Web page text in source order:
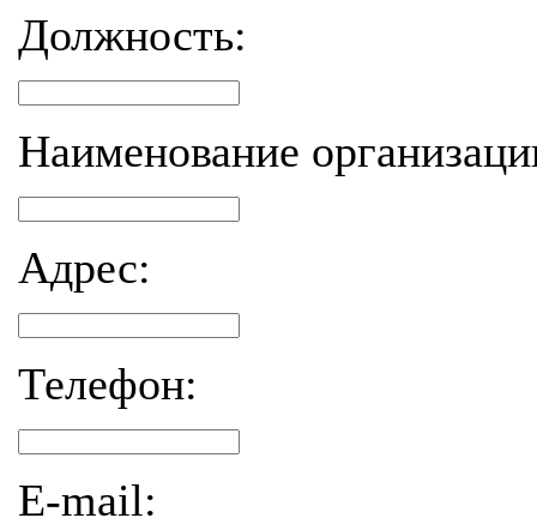
Должность:
Наименование
Адрес:
Телефон:
E-mail: